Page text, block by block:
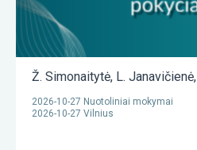
Ž. Simonaitytė, L. Janavičienė,
2026-10-27 Nuotoliniai mokymai
2026-10-27 Vilnius